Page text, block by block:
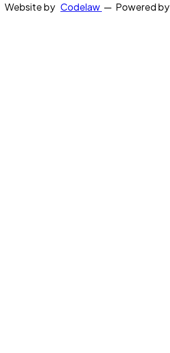
Website by Codelaw — Powered by